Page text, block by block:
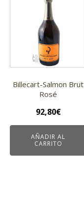
Billecart-Salmon Brut
Rosé
92,80€
AÑADIR AL
CARRITO